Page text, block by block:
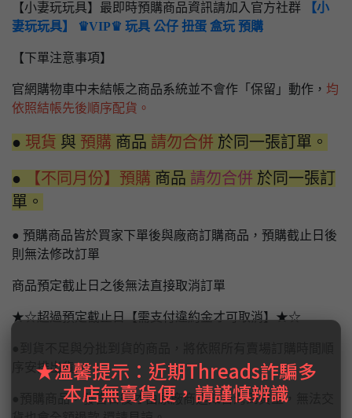
【小妻玩玩具】最即時預購商品資訊請加入官方社群
【小
妻玩玩具】 ♛VIP♛ 玩具 公仔 扭蛋 盒玩 預購
【下單注意事項】
官網購物車中未結帳之商品系統並不會作「保留」動作， 均
依照結帳先後順序配貨。
● 現貨 與 預購 商品 請勿合併 於同一張訂單。
● 【不同月份】預購 商品 請勿合併 於同一張訂
單。
● 預購商品皆於買家下單後與廠商訂購商品，預購截止日後
則無法修改訂單
商品預定截止日之後無法直接取消訂單
★☆超過預定截止日【需支付違約金才可取消】★☆
序安排出貨。
●預購商品，發售日後才由原廠商通知台灣到貨量，無法交
★溫馨提示：近期Threads詐騙多
本店無賣貨便，請謹慎辨識